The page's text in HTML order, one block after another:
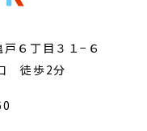
６丁目３１−６
徒歩2分